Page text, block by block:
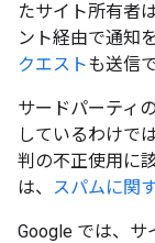
たサイト所有者
ント経由で通知
クエストも送信
サードパーティ
しているわけで
判の不正使用に
は、 スパムに関
Google では、サ